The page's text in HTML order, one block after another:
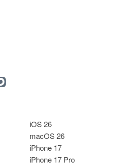
iOS 26
macOS 26
iPhone 17
iPhone 17 Pro